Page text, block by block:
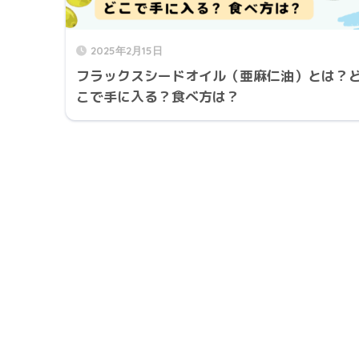
2025年2月15日
フラックスシードオイル（亜麻仁油）とは？
こで手に入る？食べ方は？